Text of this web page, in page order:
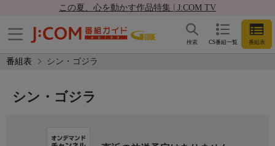
この夏、心を動かす作品特集 | J:COM TV
CS番組一覧 番組表
検索
番組表 シン・ゴジラ
シン・ゴジラ